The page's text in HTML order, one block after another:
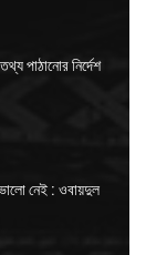
পাঠানোর নির্দেশ
নেই : ওবায়দুল